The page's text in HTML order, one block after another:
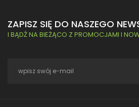
ZAPISZ SIĘ DO NASZEGO
I BĄDŹ NA BIEŻĄCO Z PROMOCJAMI I